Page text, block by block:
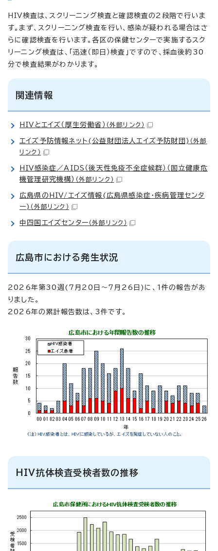
HIV検査は、スクリーニング検査と確認検査の2段階で行いま
す。まず、スクリーニング検査を行い、感染が疑われる場合はさ
らに確認検査を行います。各区の保健センターで実施するスク
リーニング検査は、「迅速（即日）検査」ですので、採血後約30
分で検査結果がわかります。
関連情報
HIVとエイズ（厚生労働省） （外部リンク）
エイズ予防情報ネット(公益財団法人エイズ予防財団) （外部
リンク）
HIV感染症／AIDS（後天性免疫不全症候群）（国立健康危
機管理研究機構） （外部リンク）
広島県のHIV/エイズ情報(広島県感染症・疾病管理センタ
ー) （外部リンク）
中四国エイズセンター （外部リンク）
広島市における発生状況
2026年第30週(7月20日～7月26日)に、1件の報告があ
りました。
2026年の累計報告数は、3件です。
HIV抗体検査受検者数の推移